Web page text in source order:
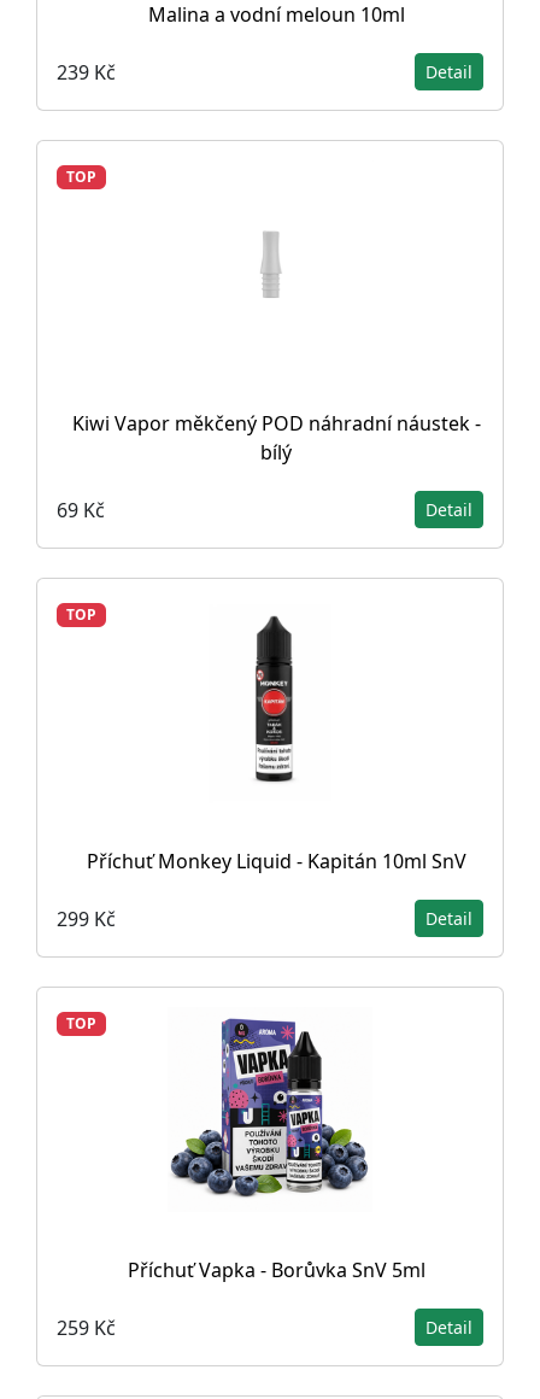
Malina a vodní meloun 10ml
239 Kč Detail
TOP
Kiwi Vapor měkčený POD náhradní náustek -
bílý
69 Kč Detail
TOP
Příchuť Monkey Liquid - Kapitán 10ml SnV
299 Kč Detail
TOP
Příchuť Vapka - Borůvka SnV 5ml
259 Kč Detail